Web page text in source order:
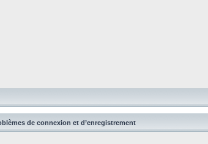
de connexion et d’enregistrement